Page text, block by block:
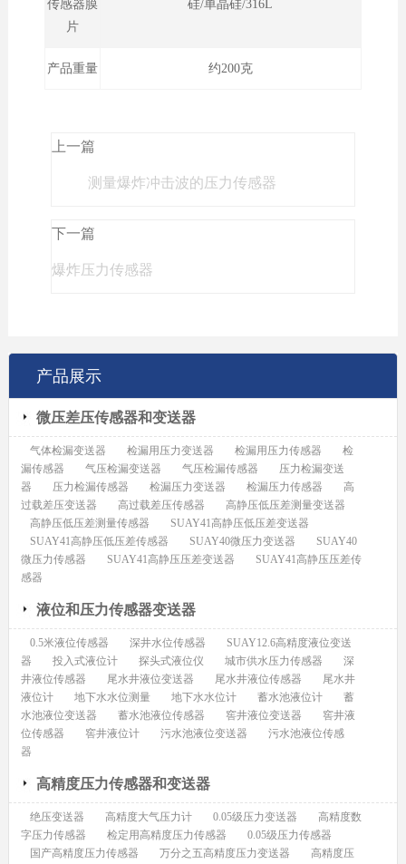
传感器膜
片
硅/单晶硅/316L
产品重量 约200克
上一篇
测量爆炸冲击波的压力传感器
下一篇
爆炸压力传感器
产品展示
微压差压传感器和变送器
气体检漏变送器 检漏用压力变送器 检漏用压力传感器
检
漏传感器
气压检漏变送器 气压检漏传感器
压力检漏变送
器
压力检漏传感器 检漏压力变送器 检漏压力传感器
高
过载差压变送器
高过载差压传感器
高静压低压差测量变送器
高静压低压差测量传感器
SUAY41高静压低压差变送器
SUAY41高静压低压差传感器
SUAY40微压力变送器
SUAY40
微压力传感器
SUAY41高静压压差变送器
SUAY41高静压压差传
感器
液位和压力传感器变送器
0.5米液位传感器 深井水位传感器
SUAY12.6高精度液位变送
器
投入式液位计 探头式液位仪 城市供水压力传感器
深
井液位传感器
尾水井液位变送器 尾水井液位传感器
尾水井
液位计
地下水水位测量 地下水水位计 蓄水池液位计
蓄
水池液位变送器
蓄水池液位传感器 窖井液位变送器
窖井液
位传感器
窖井液位计 污水池液位变送器
污水池液位传感
器
高精度压力传感器和变送器
绝压变送器 高精度大气压力计 0.05级压力变送器
高精度数
字压力传感器
检定用高精度压力传感器
0.05级压力传感器
国产高精度压力传感器
万分之五高精度压力变送器
高精度压